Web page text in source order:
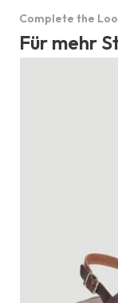
Complete the
Für mehr